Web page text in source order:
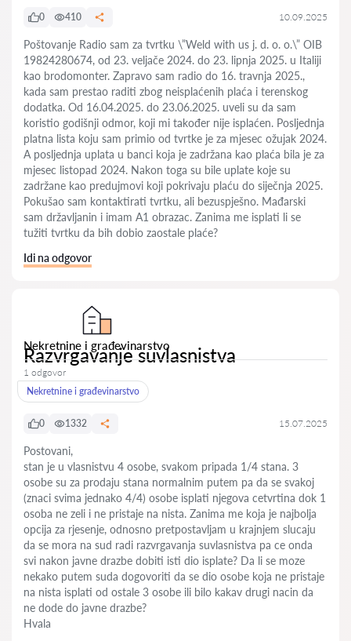
0 410 10.09.2025
Poštovanje Radio sam za tvrtku \”Weld with us j. d. o. o.\” OIB
19824280674, od 23. veljače 2024. do 23. lipnja 2025. u Italiji
kao brodomonter. Zapravo sam radio do 16. travnja 2025.,
kada sam prestao raditi zbog neisplaćenih plaća i terenskog
dodatka. Od 16.04.2025. do 23.06.2025. uveli su da sam
koristio godišnji odmor, koji mi također nije isplaćen. Posljednja
platna lista koju sam primio od tvrtke je za mjesec ožujak 2024.
A posljednja uplata u banci koja je zadržana kao plaća bila je za
mjesec listopad 2024. Nakon toga su bile uplate koje su
zadržane kao predujmovi koji pokrivaju plaću do siječnja 2025.
Pokušao sam kontaktirati tvrtku, ali bezuspješno. Mađarski
sam državljanin i imam A1 obrazac. Zanima me isplati li se
tužiti tvrtku da bih dobio zaostale plaće?
Idi na odgovor
Nekretnine i građevinarstvo
Razvrgavanje suvlasnistva
1 odgovor
Nekretnine i građevinarstvo
0 1332 15.07.2025
Postovani,
stan je u vlasnistvu 4 osobe, svakom pripada 1/4 stana. 3
osobe su za prodaju stana normalnim putem pa da se svakoj
(znaci svima jednako 4/4) osobe isplati njegova cetvrtina dok 1
osoba ne zeli i ne pristaje na nista. Zanima me koja je najbolja
opcija za rjesenje, odnosno pretpostavljam u krajnjem slucaju
da se mora na sud radi razvrgavanja suvlasnistva pa ce onda
svi nakon javne drazbe dobiti isti dio isplate? Da li se moze
nekako putem suda dogovoriti da se dio osobe koja ne pristaje
na nista isplati od ostale 3 osobe ili bilo kakav drugi nacin da
ne dode do javne drazbe?
Hvala